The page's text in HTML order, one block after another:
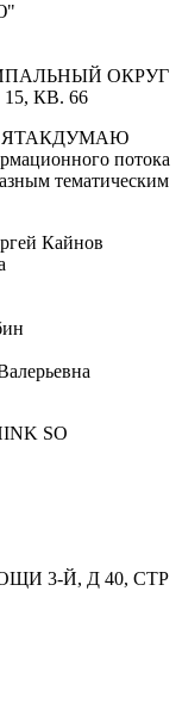
ОКРУГ
КВ. 66
ЯТАКДУМАЮ
потока
тематическим
Кайнов
SO
3-Й, Д 40, СТР